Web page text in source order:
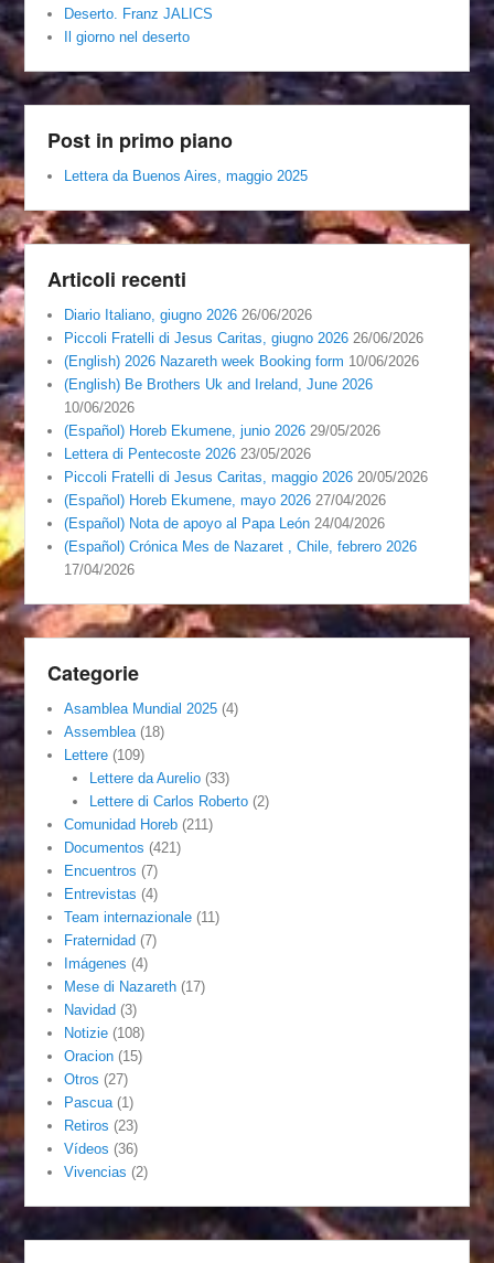
Deserto. Franz JALICS
Il giorno nel deserto
Post in primo piano
Lettera da Buenos Aires, maggio 2025
Articoli recenti
Diario Italiano, giugno 2026 26/06/2026
Piccoli Fratelli di Jesus Caritas, giugno 2026 26/06/2026
(English) 2026 Nazareth week Booking form 10/06/2026
(English) Be Brothers Uk and Ireland, June 2026
10/06/2026
(Español) Horeb Ekumene, junio 2026 29/05/2026
Lettera di Pentecoste 2026 23/05/2026
Piccoli Fratelli di Jesus Caritas, maggio 2026 20/05/2026
(Español) Horeb Ekumene, mayo 2026 27/04/2026
(Español) Nota de apoyo al Papa León 24/04/2026
(Español) Crónica Mes de Nazaret , Chile, febrero 2026
17/04/2026
Categorie
Asamblea Mundial 2025 (4)
Assemblea (18)
Lettere (109)
Lettere da Aurelio(33)
Lettere di Carlos Roberto(2)
Comunidad Horeb (211)
Documentos (421)
Encuentros (7)
Entrevistas (4)
Team internazionale (11)
Fraternidad (7)
Imágenes (4)
Mese di Nazareth (17)
Navidad (3)
Notizie (108)
Oracion (15)
Otros (27)
Pascua (1)
Retiros (23)
Vídeos (36)
Vivencias (2)